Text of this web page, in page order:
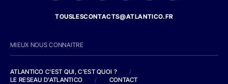
TOUSLESCONTACTS@ATLANTICO.FR
MIEUX NOUS CONNAITRE
ATLANTICO C'EST QUI, C'EST QUOI ?
/
LE RESEAU D'ATLANTICO
/ CONTACT